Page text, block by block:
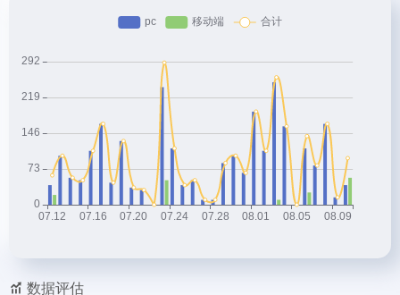
数据评估